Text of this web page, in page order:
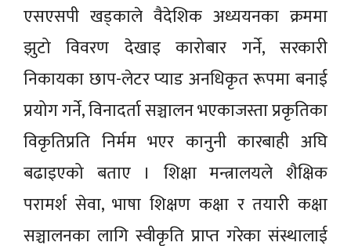
एसएसपी खड्काले वैदेशिक अध्ययनका क्रममा
झुटो विवरण देखाइ कारोबार गर्ने, सरकारी
निकायका छाप-लेटर प्याड अनधिकृत रूपमा बनाई
प्रयोग गर्ने, विनादर्ता सञ्चालन भएकाजस्ता प्रकृतिका
विकृतिप्रति निर्मम भएर कानुनी कारबाही अघि
बढाइएको बताए । शिक्षा मन्त्रालयले शैक्षिक
परामर्श सेवा, भाषा शिक्षण कक्षा र तयारी कक्षा
सञ्चालनका लागि स्वीकृति प्राप्त गरेका संस्थालाई